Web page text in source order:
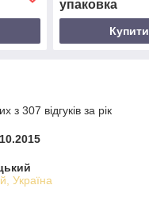
упаковка
Купити
з 307 відгуків за рік
Україна